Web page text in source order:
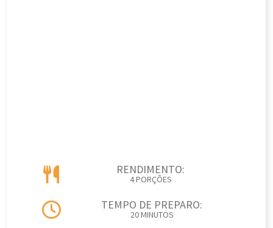
RENDIMENTO:
4 PORÇÕES
TEMPO DE PREPARO:
20 MINUTOS